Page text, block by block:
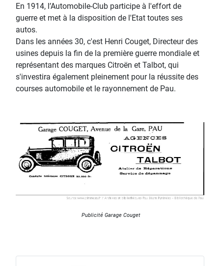
En 1914, l’Automobile-Club participe à l'effort de
guerre et met à la disposition de l'Etat toutes ses
autos.
Dans les années 30, c'est Henri Couget, Directeur des
usines depuis la fin de la première guerre mondiale et
représentant des marques Citroën et Talbot, qui
s'investira également pleinement pour la réussite des
courses automobile et le rayonnement de Pau.
Publicité Garage Couget